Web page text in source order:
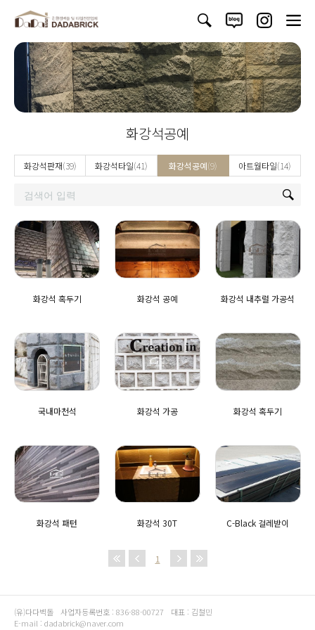
화강석공예
화강석판재(39) 화강석타일(41) 화강석공예(9) 아트월타일(14)
화강석 혹두기 화강석 공예 화강석 내추럴 가공석
국내마천석 화강석 가공 화강석 혹두기
화강석 패턴 화강석 30T C-Black 걸레받이
1
(유)다다벽돌 사업자등록번호 : 836-88-00727
대표 : 김철민
E-mail : dadabrick@naver.com